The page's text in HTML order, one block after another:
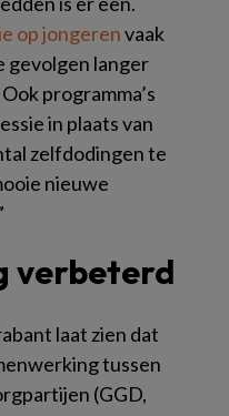
op jongerenvaak
gevolgen langer
programma’s
in plaats van
zelfdodingen te
nieuwe
verbeterd
laat zien dat
tussen
(GGD,